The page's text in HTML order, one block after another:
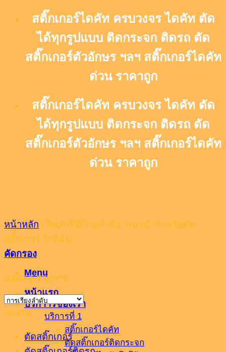
สติ๊กเกอร์ไดคัท ครบวงจร ไดคัท ตัด
ได้ทุกรูปแบบ ติดกระจก ติดรถ ตัด
สติ๊กเกอร์ตัวอักษร ฯลฯ สติ๊กเกอร์ไดคัท
ด่วน ราคาถูก
สติ๊กเกอร์ไดคัท ครบวงจร ไดคัท ตัด
ได้ทุกรูปแบบ ติดกระจก ติดรถ ตัด
สติ๊กเกอร์ตัวอักษร ฯลฯ สติ๊กเกอร์ไดคัท
ด่วน ราคาถูก
Menu
หน้าแรก
บริกาารของเรา
บริการที่ 1
สติ๊กเกอร์ไดคัท
ตัดสติ๊กเกอร์ติดกระจก
หน้าหลัก / สินค้าที่มีป้ายกำกับ “แนะนำร้านรับตัด
สติ๊กเกอร์ ใกล้ฉัน”
คัดกรอง
แสดง 1 รายการ
ผลงาน
ตัดสติ๊กเกอร์